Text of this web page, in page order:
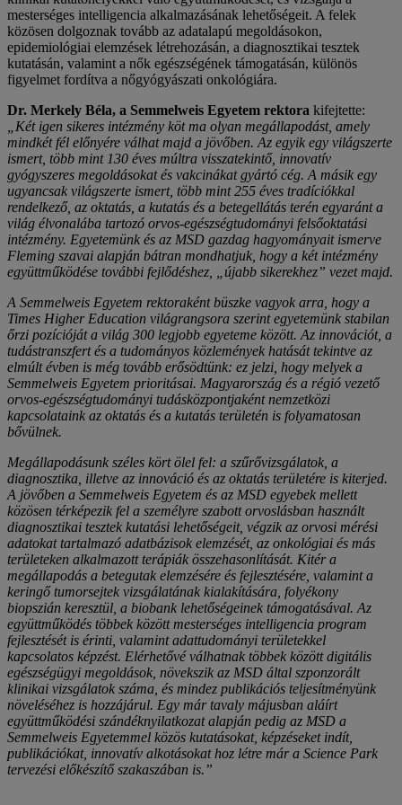
mesterséges intelligencia alkalmazásának lehetőségeit. A felek
közösen dolgoznak tovább az adatalapú megoldásokon,
epidemiológiai elemzések létrehozásán, a diagnosztikai tesztek
kutatásán, valamint a nők egészségének támogatásán, különös
figyelmet fordítva a nőgyógyászati onkológiára.
Dr. Merkely Béla, a Semmelweis Egyetem rektora kifejtette:
„Két igen sikeres intézmény köt ma olyan megállapodást, amely
mindkét fél előnyére válhat majd a jövőben. Az egyik egy világszerte
ismert, több mint 130 éves múltra visszatekintő, innovatív
gyógyszeres megoldásokat és vakcinákat gyártó cég. A másik egy
ugyancsak világszerte ismert, több mint 255 éves tradíciókkal
rendelkező, az oktatás, a kutatás és a betegellátás terén egyaránt a
világ élvonalába tartozó orvos-egészségtudományi felsőoktatási
intézmény. Egyetemünk és az MSD gazdag hagyományait ismerve
Fleming szavai alapján bátran mondhatjuk, hogy a két intézmény
együttműködése további fejlődéshez, „újabb sikerekhez” vezet majd.
A Semmelweis Egyetem rektoraként büszke vagyok arra, hogy a
Times Higher Education világrangsora szerint egyetemünk stabilan
őrzi pozícióját a világ 300 legjobb egyeteme között. Az innovációt, a
tudástranszfert és a tudományos közlemények hatását tekintve az
elmúlt évben is még tovább erősödtünk: ez jelzi, hogy melyek a
Semmelweis Egyetem prioritásai. Magyarország és a régió vezető
orvos-egészségtudományi tudásközpontjaként nemzetközi
kapcsolataink az oktatás és a kutatás területén is folyamatosan
bővülnek.
Megállapodásunk széles kört ölel fel: a szűrővizsgálatok, a
diagnosztika, illetve az innováció és az oktatás területére is kiterjed.
A jövőben a Semmelweis Egyetem és az MSD egyebek mellett
közösen térképezik fel a személyre szabott orvoslásban használt
diagnosztikai tesztek kutatási lehetőségeit, végzik az orvosi mérési
adatokat tartalmazó adatbázisok elemzését, az onkológiai és más
területeken alkalmazott terápiák összehasonlítását. Kitér a
megállapodás a betegutak elemzésére és fejlesztésére, valamint a
keringő tumorsejtek vizsgálatának kialakítására, folyékony
biopszián keresztül, a biobank lehetőségeinek támogatásával. Az
együttműködés többek között mesterséges intelligencia program
fejlesztését is érinti, valamint adattudományi területekkel
kapcsolatos képzést. Elérhetővé válhatnak többek között digitális
egészségügyi megoldások, növekszik az MSD által szponzorált
klinikai vizsgálatok száma, és mindez publikációs teljesítményünk
növeléséhez is hozzájárul. Egy már tavaly májusban aláírt
együttműködési szándéknyilatkozat alapján pedig az MSD a
Semmelweis Egyetemmel közös kutatásokat, képzéseket indít,
publikációkat, innovatív alkotásokat hoz létre már a Science Park
tervezési előkészítő szakaszában is.”